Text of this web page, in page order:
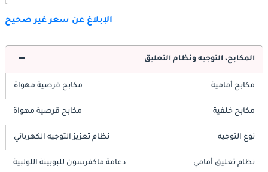
الإبلاغ عن سعر غير صحيح
المكابح، التوجيه ونظام التعليق
مكابح أمامية مكابح قرصية مهواة
مكابح خلفية مكابح قرصية مهواة
نوع التوجيه نظام تعزيز التوجيه الكهربائي
نظام تعليق أمامي دعامة ماكفرسون للبوبينة اللولبية